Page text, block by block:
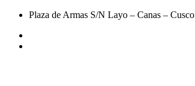
Plaza de Armas S/N Layo – Canas – Cusco